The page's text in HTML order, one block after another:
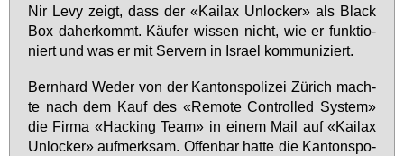
Nir Le­vy zeigt, dass der «Kai­lax Un­lo­cker» als Black
Box da­her­kommt. Käu­fer wis­sen nicht, wie er funk­tio­
niert und was er mit Ser­vern in Is­ra­el kom­mu­ni­ziert.
Bern­hard We­der von der Kan­tons­po­li­zei Zü­rich mach­
te nach dem Kauf des «Re­mo­te Con­trol­led Sys­tem»
die Fir­ma «Hacking Team» in ei­nem Mail auf «Kai­lax
Un­lo­cker» auf­merk­sam. Of­fen­bar hat­te die Kan­tons­po­